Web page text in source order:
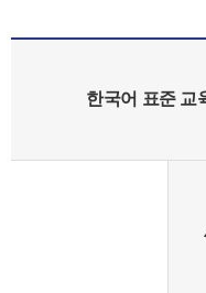
한국어 표준 교